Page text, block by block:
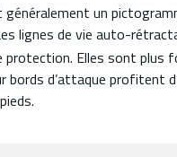
un
lignes de vie auto-
protection. Elles sont
d’attaque profitent